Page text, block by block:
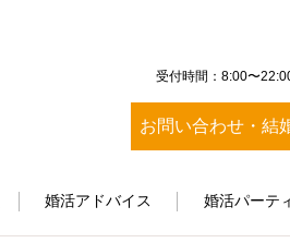
受付時間：8:00〜
お問い合わせ・結
婚活アドバイス 婚活パーテ